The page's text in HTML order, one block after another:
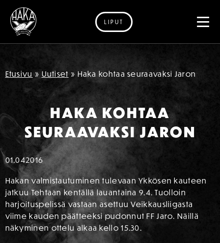
Siirry sisältöön
LIPUT
Etusivu » Uutiset » Haka kohtaa seuraavaksi Jaron
HAKA KOHTAA
SEURAAVAKSI JARON
01.042016
Hakan valmistautuminen tulevaan Ykkösen kauteen
jatkuu Tehtaan kentällä lauantaina 9.4. Tuolloin
harjoituspelissä vastaan asettuu Veikkausliigasta
viime kauden päätteeksi pudonnut FF Jaro. Näillä
näkyminen ottelu alkaa kello 15.30.